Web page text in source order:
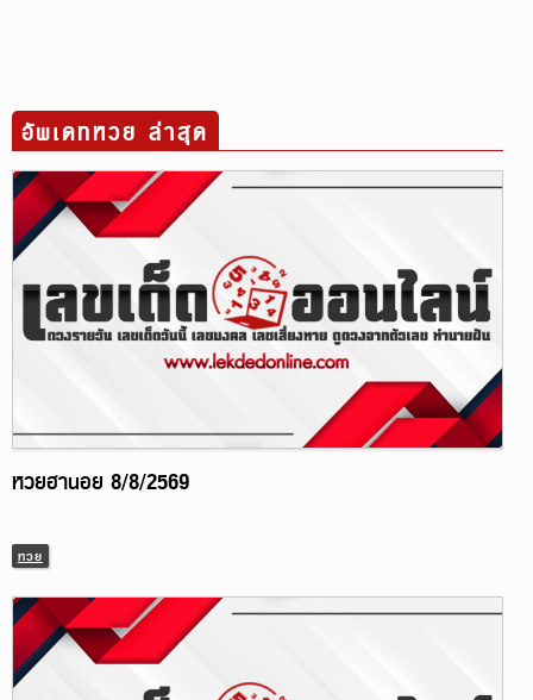
อัพเดทหวย ล่าสุด
หวยฮานอย 8/8/2569
หวย